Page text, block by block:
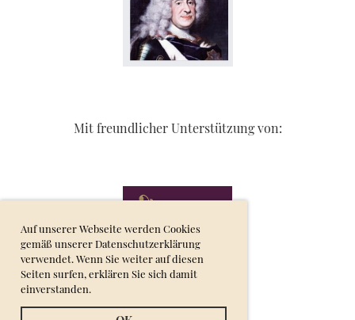
Auf unserer Webseite werden Cookies
gemäß unserer Datenschutzerklärung
verwendet. Wenn Sie weiter auf diesen
Seiten surfen, erklären Sie sich damit
einverstanden.
Mit freundlicher Unterstützung von: